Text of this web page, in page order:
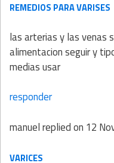
REMEDIOS PARA VARISES
las arterias y las venas
alimentacion seguir y
medias usar
responder
manuelreplied on 12
VARICES